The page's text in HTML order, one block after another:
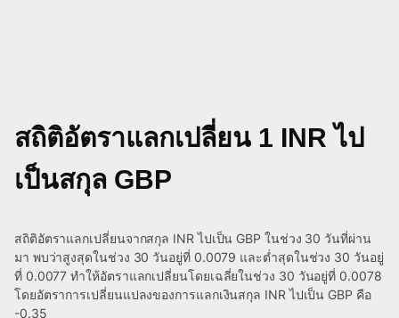
สถิติอัตราแลกเปลี่ยน 1 INR ไป
เป็นสกุล GBP
สถิติอัตราแลกเปลี่ยนจากสกุล INR ไปเป็น GBP ในช่วง 30 วันที่ผ่าน
มา พบว่าสูงสุดในช่วง 30 วันอยู่ที่ 0.0079 และต่ำสุดในช่วง 30 วันอยู่
ที่ 0.0077 ทำให้อัตราแลกเปลี่ยนโดยเฉลี่ยในช่วง 30 วันอยู่ที่ 0.0078
โดยอัตราการเปลี่ยนแปลงของการแลกเงินสกุล INR ไปเป็น GBP คือ
-0.35